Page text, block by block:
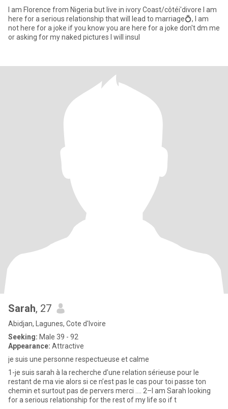
I am Florence from Nigeria but live in ivory Coast/côtéi'divore I am
here for a serious relationship that will lead to marriage💍, I am
not here for a joke if you know you are here for a joke don't dm me
or asking for my naked pictures I will insul
Sarah, 27
Abidjan, Lagunes, Cote d'Ivoire
Seeking: Male 39 - 92
Appearance: Attractive
je suis une personne respectueuse et calme
1-je suis sarah à la recherche d’une relation sérieuse pour le
restant de ma vie alors si ce n’est pas le cas pour toi passe ton
chemin et surtout pas de pervers merci …. 2–I am Sarah looking
for a serious relationship for the rest of my life so if t